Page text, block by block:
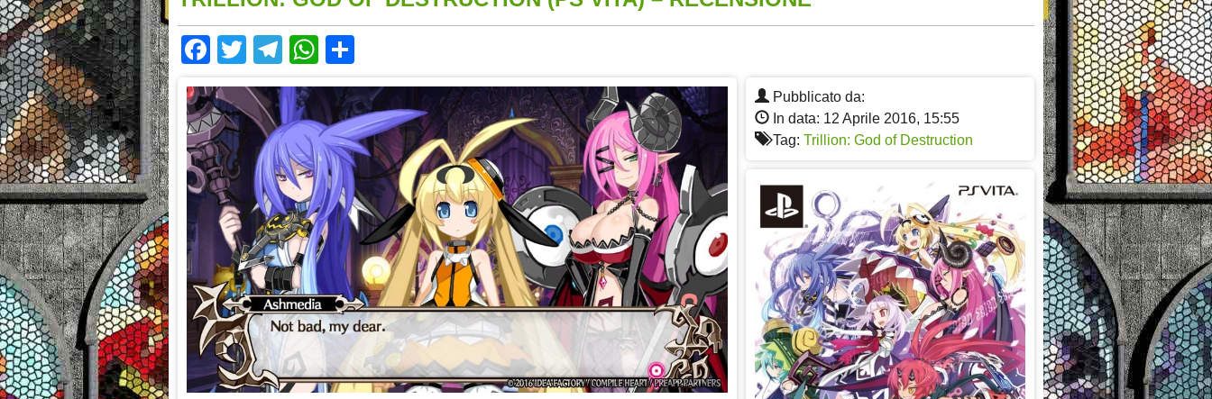
Facebook
TwitterTelegram
WhatsApp
Pubblicato da:
In data: 12 Aprile 2016, 15:55
Tag: Trillion: God of Destruction